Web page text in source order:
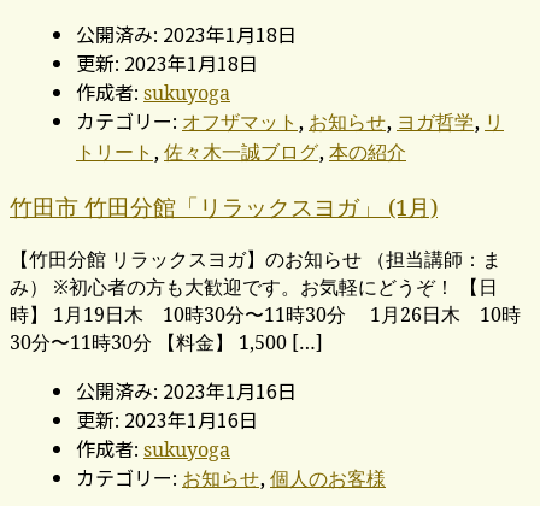
公開済み: 2023年1月18日
更新: 2023年1月18日
作成者: sukuyoga
カテゴリー: オフザマット , お知らせ, ヨガ哲学, リ
トリート ,佐々木一誠ブログ,本の紹介
竹田市 竹田分館「リラックスヨガ」 (1月)
【竹田分館 リラックスヨガ】のお知らせ （担当講師：ま
み） ※初心者の方も大歓迎です。お気軽にどうぞ！ 【日
時】 1月19日木 10時30分〜11時30分 1月26日木 10時
30分〜11時30分 【料金】 1,500 […]
公開済み: 2023年1月16日
更新: 2023年1月16日
作成者: sukuyoga
カテゴリー: お知らせ,個人のお客様